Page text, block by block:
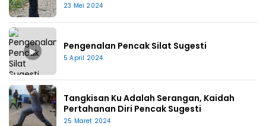
23 Mei 2024
▶ Pengenalan Pencak Silat Sugesti
5 April 2024
Tangkisan Ku Adalah Serangan, Kaidah
Pertahanan Diri Pencak Sugesti
25 Maret 2024